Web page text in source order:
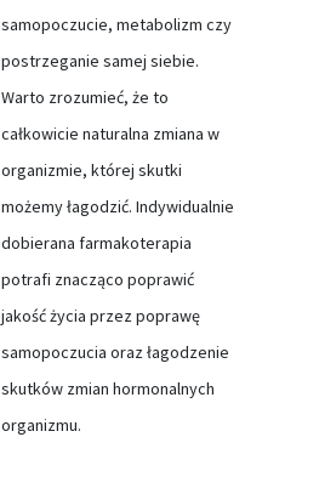
samopoczucie, metabolizm czy
postrzeganie samej siebie.
Warto zrozumieć, że to
całkowicie naturalna zmiana w
organizmie, której skutki
możemy łagodzić. Indywidualnie
dobierana farmakoterapia
potrafi znacząco poprawić
jakość życia przez poprawę
samopoczucia oraz łagodzenie
skutków zmian hormonalnych
organizmu.